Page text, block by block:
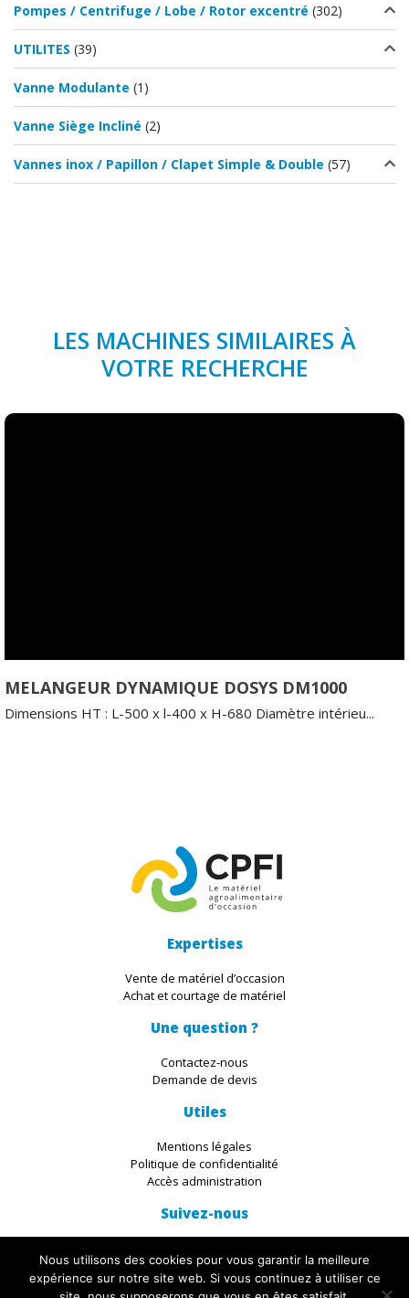
Pompes / Centrifuge / Lobe / Rotor excentré (302)
UTILITES (39)
Vanne Modulante (1)
Vanne Siège Incliné (2)
Vannes inox / Papillon / Clapet Simple & Double (57)
LES MACHINES SIMILAIRES À
VOTRE RECHERCHE
MELANGEUR DYNAMIQUE DOSYS DM1000
Dimensions HT : L-500 x l-400 x H-680 Diamètre intérieu...
Expertises
Vente de matériel d’occasion
Achat et courtage de matériel
Une question ?
Contactez-nous
Demande de devis
Utiles
Mentions légales
Politique de confidentialité
Accès administration
Suivez-nous
Nous utilisons des cookies pour vous garantir la meilleure
expérience sur notre site web. Si vous continuez à utiliser ce